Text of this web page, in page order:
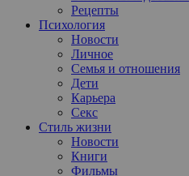
Рецепты
Психология
Новости
Личное
Семья и отношения
Дети
Карьера
Секс
Стиль жизни
Новости
Книги
Фильмы